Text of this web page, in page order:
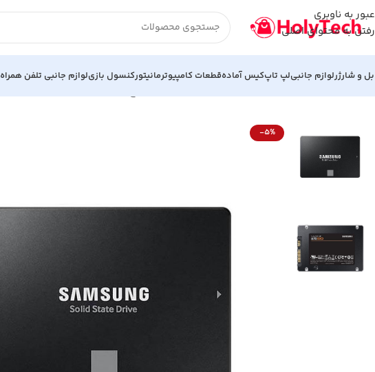
عبور به ناوبری
رفتن به محتوای اصلی
و شارژرلوازم جانبیلپ تاپکیس آمادهقطعات کامپیوترمانیتورکنسول بازیلوازم جانبی تلفن همراه
-5%